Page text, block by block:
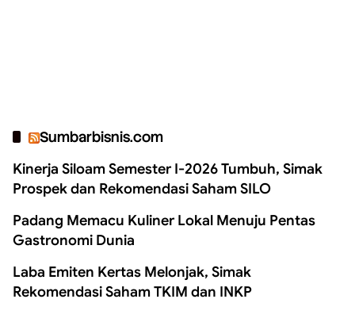
Sumbarbisnis.com
Kinerja Siloam Semester I-2026 Tumbuh, Simak
Prospek dan Rekomendasi Saham SILO
Padang Memacu Kuliner Lokal Menuju Pentas
Gastronomi Dunia
Laba Emiten Kertas Melonjak, Simak
Rekomendasi Saham TKIM dan INKP